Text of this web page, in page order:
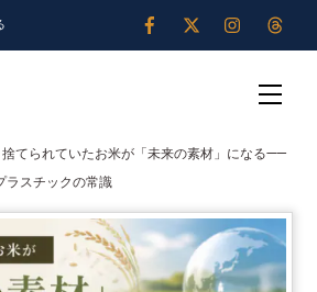
捨てられていたお米が「未来の素材」になる——
ラスチックの常識